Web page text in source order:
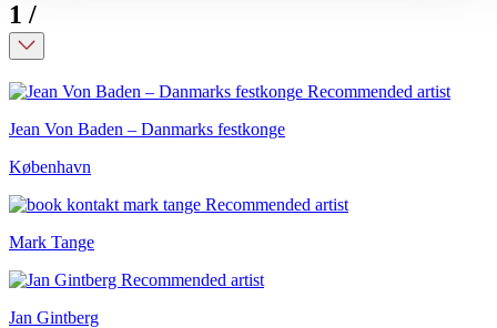
1 /
Jean Von Baden – Danmarks festkonge
København
Mark Tange
Jan Gintberg